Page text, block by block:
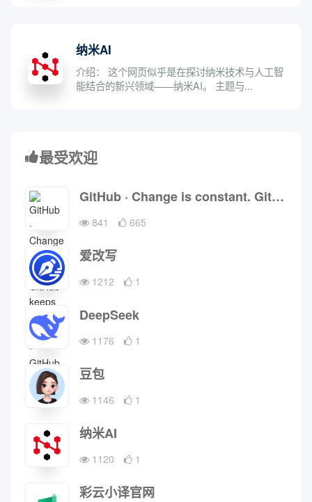
纳米AI
介绍： 这个网页似乎是在探讨纳米技术与人工智
能结合的新兴领域——纳米AI。 主题与...
最受欢迎
GitHub · Change is constant. GitHub keeps you ahead. · GitHub
841 665
爱改写
1212 1
DeepSeek
1176 1
豆包
1146 1
纳米AI
1120 1
彩云小译官网